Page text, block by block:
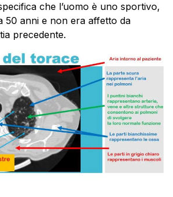
che l’uomo è uno sportivo,
50 anni e non era affetto da
precedente.